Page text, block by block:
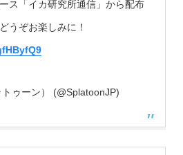
ス「イカ研究所通信」から配布
うぞお楽しみに！
ゥーン） (@SplatoonJP)